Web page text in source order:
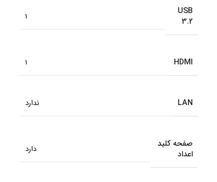
USB
3.2
1
HDMI
1
LAN ندارد
صفحه کلید
اعداد
دارد